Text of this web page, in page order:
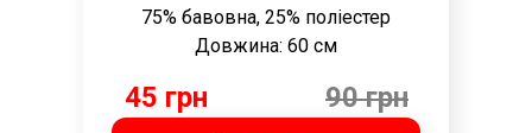
75% бавовна, 25% поліестер
Довжина: 60 см
90 грн
45 грн